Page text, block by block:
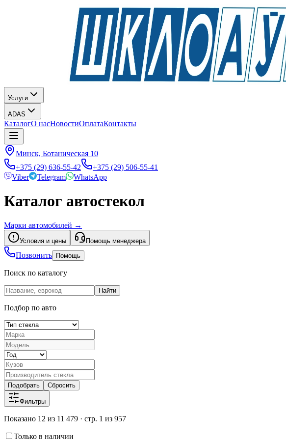
Услуги
ADAS
КаталогО насНовостиОплатаКонтакты
Минск, Ботаническая 10
+375 (29) 636-55-42
+375 (29) 506-55-41
Viber
Telegram WhatsApp
Каталог автостекол
Марки автомобилей →
Условия и цены Помощь менеджера
Позвонить Помощь
Поиск по каталогу
Найти
Подбор по авто
Подобрать Сбросить
Фильтры
Показано 12 из 11 479 · стр. 1 из 957
Только в наличии